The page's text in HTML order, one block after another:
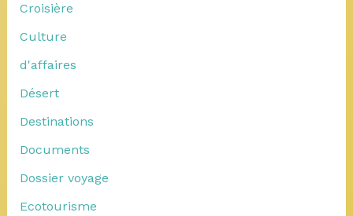
Croisière
Culture
d'affaires
Désert
Destinations
Documents
Dossier voyage
Ecotourisme